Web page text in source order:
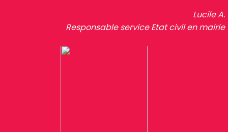
Lucile A.
Responsable service Etat civil en mairie